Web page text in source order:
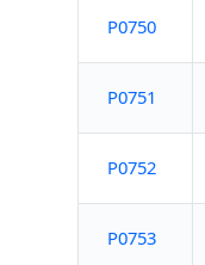
P0750
P0751
P0752
P0753